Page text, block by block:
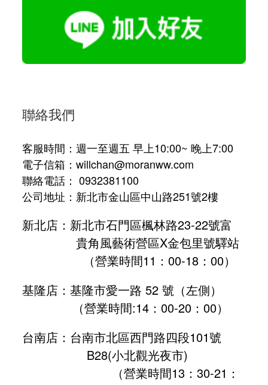
聯絡我們
客服時間：週一至週五 早上10:00~ 晚上7:00
電子信箱：willchan@moranww.com
聯絡電話： 0932381100
公司地址：新北市金山區中山路251號2樓
新北店：新北市石門區楓林路23-22號富
貴角風藝術營區X金包里號驛站
（營業時間11：00-18：00）
基隆店：基隆市愛一路 52 號（左側）
（營業時間:14：00-20：00）
台南店：台南市北區西門路四段101號
B28(小北觀光夜市)
（營業時間13：30-21：